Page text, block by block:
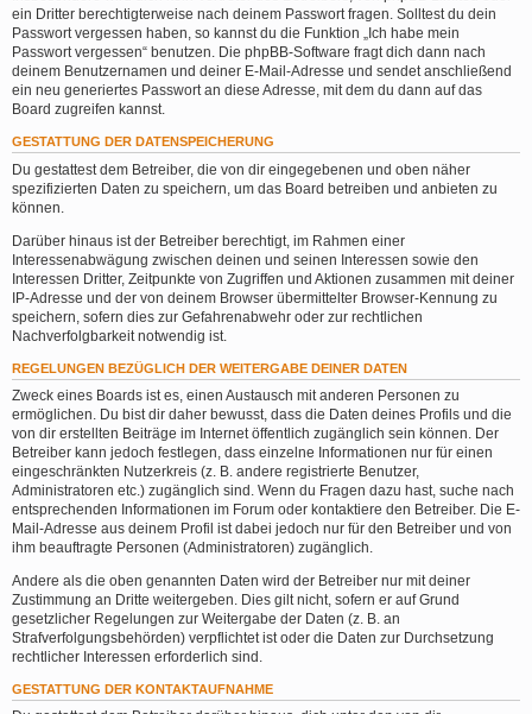
ein Dritter berechtigterweise nach deinem Passwort fragen. Solltest du dein
Passwort vergessen haben, so kannst du die Funktion „Ich habe mein
Passwort vergessen“ benutzen. Die phpBB-Software fragt dich dann nach
deinem Benutzernamen und deiner E-Mail-Adresse und sendet anschließend
ein neu generiertes Passwort an diese Adresse, mit dem du dann auf das
Board zugreifen kannst.
GESTATTUNG DER DATENSPEICHERUNG
Du gestattest dem Betreiber, die von dir eingegebenen und oben näher
spezifizierten Daten zu speichern, um das Board betreiben und anbieten zu
können.
Darüber hinaus ist der Betreiber berechtigt, im Rahmen einer
Interessenabwägung zwischen deinen und seinen Interessen sowie den
Interessen Dritter, Zeitpunkte von Zugriffen und Aktionen zusammen mit deiner
IP-Adresse und der von deinem Browser übermittelter Browser-Kennung zu
speichern, sofern dies zur Gefahrenabwehr oder zur rechtlichen
Nachverfolgbarkeit notwendig ist.
REGELUNGEN BEZÜGLICH DER WEITERGABE DEINER DATEN
Zweck eines Boards ist es, einen Austausch mit anderen Personen zu
ermöglichen. Du bist dir daher bewusst, dass die Daten deines Profils und die
von dir erstellten Beiträge im Internet öffentlich zugänglich sein können. Der
Betreiber kann jedoch festlegen, dass einzelne Informationen nur für einen
eingeschränkten Nutzerkreis (z. B. andere registrierte Benutzer,
Administratoren etc.) zugänglich sind. Wenn du Fragen dazu hast, suche nach
entsprechenden Informationen im Forum oder kontaktiere den Betreiber. Die E-
Mail-Adresse aus deinem Profil ist dabei jedoch nur für den Betreiber und von
ihm beauftragte Personen (Administratoren) zugänglich.
Andere als die oben genannten Daten wird der Betreiber nur mit deiner
Zustimmung an Dritte weitergeben. Dies gilt nicht, sofern er auf Grund
gesetzlicher Regelungen zur Weitergabe der Daten (z. B. an
Strafverfolgungsbehörden) verpflichtet ist oder die Daten zur Durchsetzung
rechtlicher Interessen erforderlich sind.
GESTATTUNG DER KONTAKTAUFNAHME